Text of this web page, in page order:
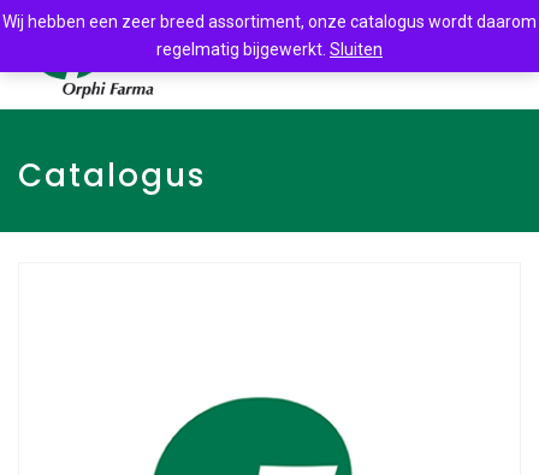
Catalogus
Wij hebben een zeer breed assortiment, onze catalogus wordt daarom
regelmatig bijgewerkt. Sluiten